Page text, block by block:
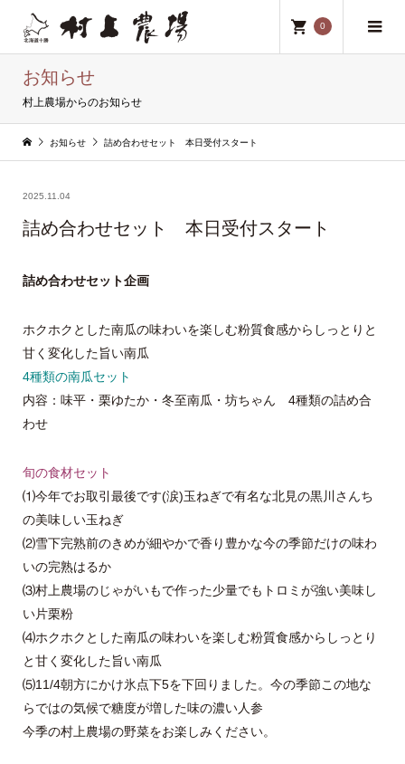
0
お知らせ
村上農場からのお知らせ
お知らせ 詰め合わせセット 本日受付スタート
2025.11.04
詰め合わせセット 本日受付スタート
詰め合わせセット企画
ホクホクとした南瓜の味わいを楽しむ粉質食感からしっとりと
甘く変化した旨い南瓜
4種類の南瓜セット
内容：味平・栗ゆたか・冬至南瓜・坊ちゃん 4種類の詰め合
わせ
旬の食材セット
⑴今年でお取引最後です(涙)玉ねぎで有名な北見の黒川さんち
の美味しい玉ねぎ
⑵雪下完熟前のきめが細やかで香り豊かな今の季節だけの味わ
いの完熟はるか
⑶村上農場のじゃがいもで作った少量でもトロミが強い美味し
い片栗粉
⑷ホクホクとした南瓜の味わいを楽しむ粉質食感からしっとり
と甘く変化した旨い南瓜
⑸11/4朝方にかけ氷点下5を下回りました。今の季節この地な
らではの気候で糖度が増した味の濃い人参
今季の村上農場の野菜をお楽しみください。